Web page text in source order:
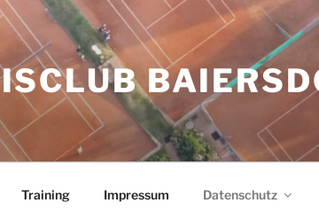
Training Impressum Datenschutz